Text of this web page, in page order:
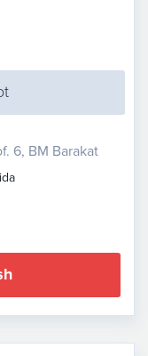
6, BM Barakat